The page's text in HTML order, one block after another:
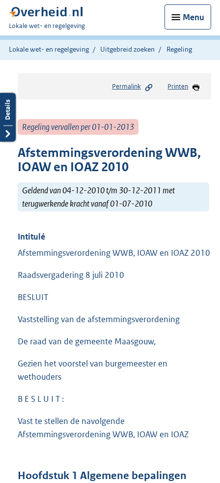
Menu
U
bent
hier:
Lokale wet- en regelgeving
Lokale wet- en regelgeving Uitgebreid zoeken Regeling
Permalink Printen
Regeling vervallen per 01-01-2013
Afstemmingsverordening WWB,
IOAW en IOAZ 2010
Geldend van 04-12-2010 t/m 30-12-2011 met
terugwerkende kracht vanaf 01-07-2010
Intitulé
Afstemmingsverordening WWB, IOAW en IOAZ 2010
Raadsvergadering 8 juli 2010
BESLUIT
Vaststelling van de afstemmingsverordening
De raad van de gemeente Maasgouw,
Gezien het voorstel van burgemeester en
wethouders
B E S L U I T :
Vast te stellen de navolgende
Afstemmingsverordening WWB, IOAW en IOAZ
Hoofdstuk 1 Algemene bepalingen